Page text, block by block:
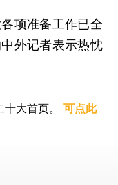
项准备工作已全
外记者表示热忱
十大首页。可点此